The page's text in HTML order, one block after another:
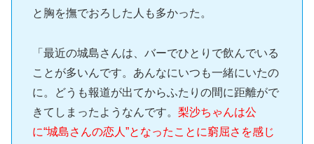
と胸を撫でおろした人も多かった。
「最近の城島さんは、バーでひとりで飲んでいる
ことが多いんです。あんなにいつも一緒にいたの
に。どうも報道が出てからふたりの間に距離がで
きてしまったようなんです。 梨沙ちゃんは公
に“城島さんの恋人”となったことに窮屈さを感じ